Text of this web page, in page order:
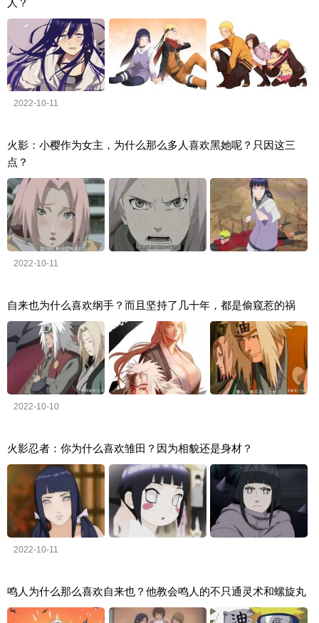
2022-10-11
火影：小樱作为女主，为什么那么多人喜欢黑她呢？只因这三
点？
2022-10-11
自来也为什么喜欢纲手？而且坚持了几十年，都是偷窥惹的祸
2022-10-10
火影忍者：你为什么喜欢雏田？因为相貌还是身材？
2022-10-11
鸣人为什么那么喜欢自来也？他教会鸣人的不只通灵术和螺旋丸